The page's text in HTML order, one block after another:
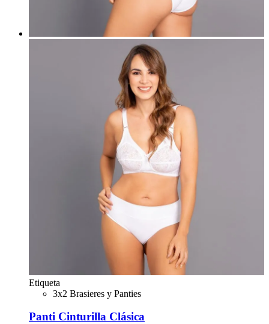
Etiqueta
3x2 Brasieres y Panties
Panti Cinturilla Clásica